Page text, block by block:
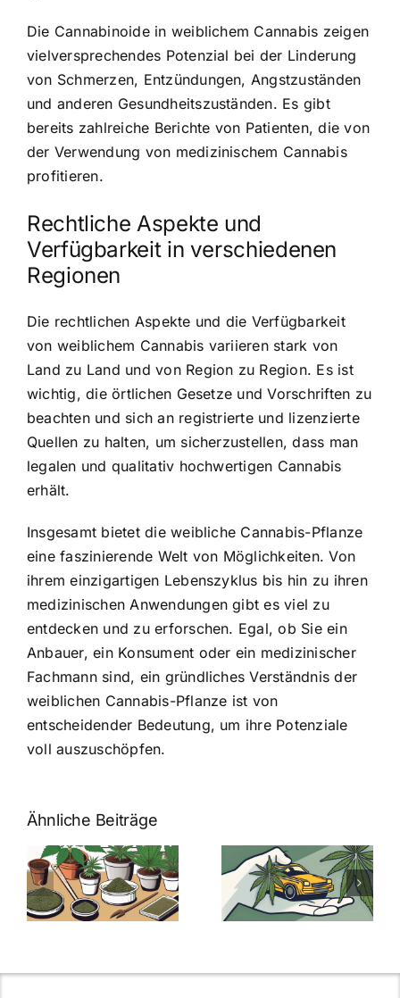
Die Cannabinoide in weiblichem Cannabis zeigen
vielversprechendes Potenzial bei der Linderung
von Schmerzen, Entzündungen, Angstzuständen
und anderen Gesundheitszuständen. Es gibt
bereits zahlreiche Berichte von Patienten, die von
der Verwendung von medizinischem Cannabis
profitieren.
Rechtliche Aspekte und
Verfügbarkeit in verschiedenen
Regionen
Die rechtlichen Aspekte und die Verfügbarkeit
von weiblichem Cannabis variieren stark von
Land zu Land und von Region zu Region. Es ist
wichtig, die örtlichen Gesetze und Vorschriften zu
beachten und sich an registrierte und lizenzierte
Quellen zu halten, um sicherzustellen, dass man
legalen und qualitativ hochwertigen Cannabis
erhält.
Insgesamt bietet die weibliche Cannabis-Pflanze
eine faszinierende Welt von Möglichkeiten. Von
ihrem einzigartigen Lebenszyklus bis hin zu ihren
medizinischen Anwendungen gibt es viel zu
entdecken und zu erforschen. Egal, ob Sie ein
Anbauer, ein Konsument oder ein medizinischer
Fachmann sind, ein gründliches Verständnis der
weiblichen Cannabis-Pflanze ist von
entscheidender Bedeutung, um ihre Potenziale
voll auszuschöpfen.
Ähnliche Beiträge
Neue THC-
Grenzwert-
Regelung:
Was Sie über
Cannabis und
müssen
Cannabis
Samen
kaufen: Alles
was Sie